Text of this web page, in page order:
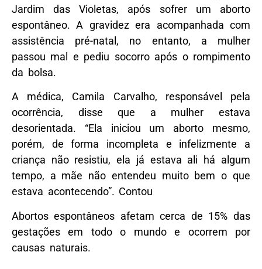
Jardim das Violetas, após sofrer um aborto
espontâneo. A gravidez era acompanhada com
assistência pré-natal, no entanto, a mulher
passou mal e pediu socorro após o rompimento
da bolsa.
A médica, Camila Carvalho, responsável pela
ocorrência, disse que a mulher estava
desorientada. “Ela iniciou um aborto mesmo,
porém, de forma incompleta e infelizmente a
criança não resistiu, ela já estava ali há algum
tempo, a mãe não entendeu muito bem o que
estava acontecendo”. Contou
Abortos espontâneos afetam cerca de 15% das
gestações em todo o mundo e ocorrem por
causas naturais.